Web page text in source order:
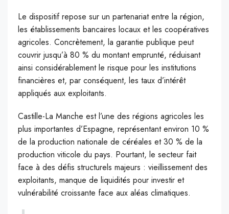
Le dispositif repose sur un partenariat entre la région,
les établissements bancaires locaux et les coopératives
agricoles. Concrètement, la garantie publique peut
couvrir jusqu’à 80 % du montant emprunté, réduisant
ainsi considérablement le risque pour les institutions
financières et, par conséquent, les taux d’intérêt
appliqués aux exploitants.
Castille-La Manche est l’une des régions agricoles les
plus importantes d’Espagne, représentant environ 10 %
de la production nationale de céréales et 30 % de la
production viticole du pays. Pourtant, le secteur fait
face à des défis structurels majeurs : vieillissement des
exploitants, manque de liquidités pour investir et
vulnérabilité croissante face aux aléas climatiques.